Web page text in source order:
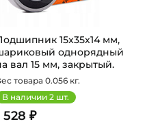
15х35х14 мм,
однорядный
вал 15 мм, закрытый.
товара 0.056 кг.
В наличии 2 шт.
528 ₽